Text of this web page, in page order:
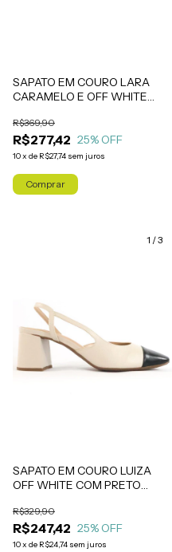
SAPATO EM COURO LARA
CARAMELO E OFF WHITE
R$277,42
R$369,90
25% OFF
10x de R$27,74 sem juros
Comprar
1 /3
SAPATO EM COURO LUIZA
OFF WHITE COM PRETO
R$247,42
R$329,90
25% OFF
10x de R$24,74 sem juros